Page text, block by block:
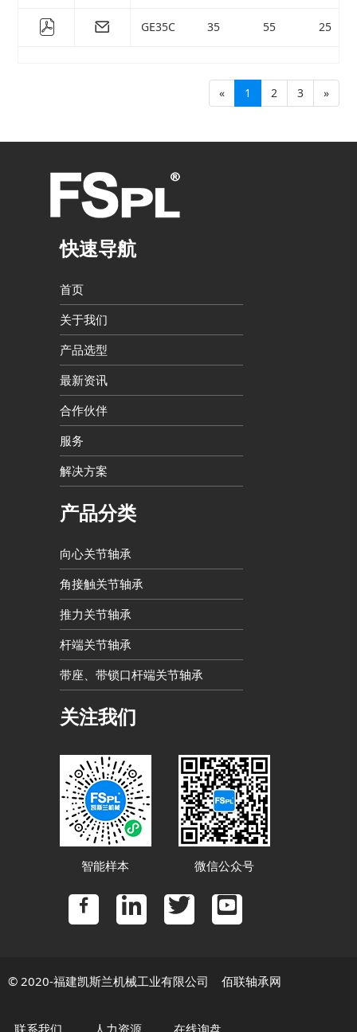
GE35C 35 55 25
« 1 2 3 »
快速导航
首页
关于我们
产品选型
最新资讯
合作伙伴
服务
解决方案
产品分类
向心关节轴承
角接触关节轴承
推力关节轴承
杆端关节轴承
带座、带锁口杆端关节轴承
关注我们
智能样本 微信公众号
© 2020-福建凯斯兰机械工业有限公司 佰联轴承网
联系我们 人力资源 在线询盘